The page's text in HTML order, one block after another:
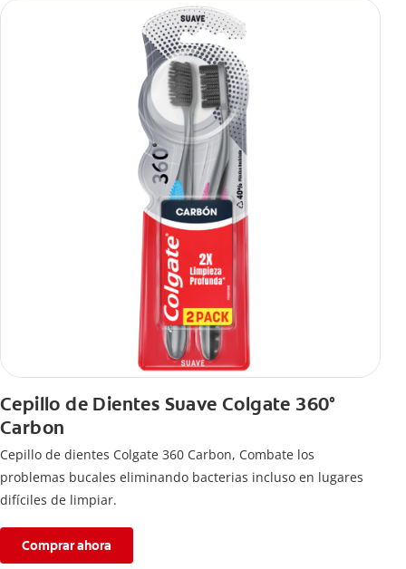
Cepillo de Dientes Suave Colgate 360°
Carbon
Cepillo de dientes Colgate 360 ​​Carbon, Combate los
problemas bucales eliminando bacterias incluso en lugares
difíciles de limpiar.
Comprar ahora